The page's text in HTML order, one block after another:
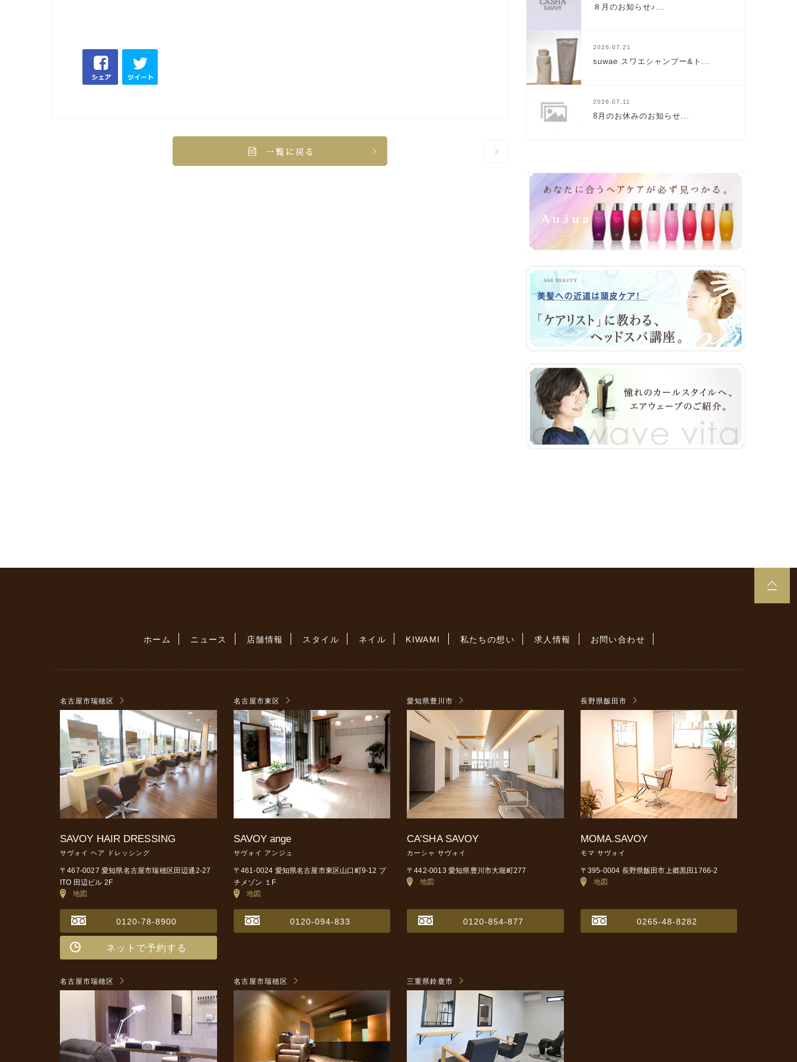
８月のお知らせ♪...
2026.07.21
suwae スワエシャンプー&ト...
2026.07.11
8月のお休みのお知らせ...
ホーム ニュース 店舗情報 スタイル ネイル KIWAMI 私たちの想い 求人情報 お問い合わせ
名古屋市瑞穂区
SAVOY HAIR DRESSING
サヴォイ ヘア ドレッシング
〒467-0027 愛知県名古屋市瑞穂区田辺通2-27
ITO 田辺ビル 2F
地図
0120-78-8900
ネットで予約する
名古屋市東区
SAVOY ange
サヴォイ アンジュ
〒461-0024 愛知県名古屋市東区山口町9-12 プ
チメゾン １F
地図
0120-094-833
愛知県豊川市
CA’SHA SAVOY
カーシャ サヴォイ
〒442-0013 愛知県豊川市大堀町277
地図
0120-854-877
長野県飯田市
MOMA.SAVOY
モマ サヴォイ
〒395-0004 長野県飯田市上郷黒田1766-2
地図
0265-48-8282
名古屋市瑞穂区 名古屋市瑞穂区 三重県鈴鹿市